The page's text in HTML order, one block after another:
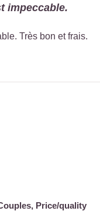
impeccable.
Très bon et frais.
Price/quality